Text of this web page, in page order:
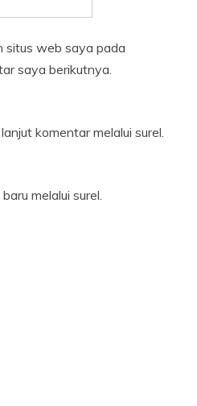
situs web saya pada
saya berikutnya.
komentar melalui surel.
melalui surel.